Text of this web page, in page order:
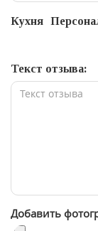
Кухня
Текст отзыва:
Добавить